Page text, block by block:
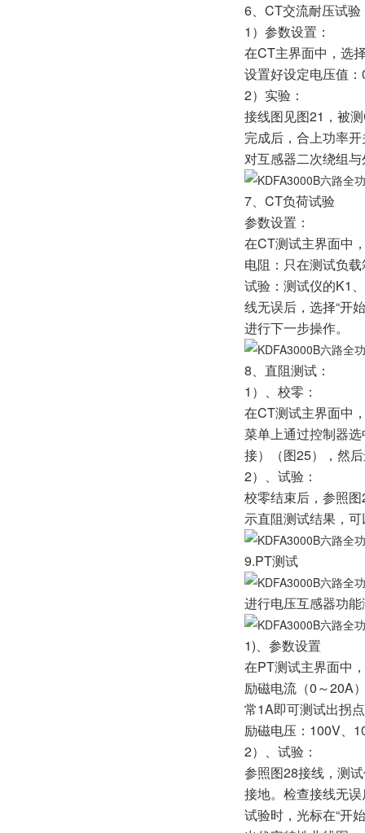
6、CT交流耐压试验
1）参数设置：
在CT主界面中，选
设置好设定电压值
2）实验：
接线图见图21，被
完成后，合上功率
对互感器二次绕组
7、CT负荷试验
参数设置：
在CT测试主界面中
电阻：只在测试负
试验：测试仪的K1
线无误后，选择“开
进行下一步操作。
8、直阻测
1）、校零：
在CT测试主界面中
菜单上通过控制器
接）（图25），然
2）、试验：
校零结束后，参照
示直阻测试结果，可
9.PT测试
进行电压互感器功
1)、参数设置
在PT测试主界面中
励磁电流（0～20A
常1A即可测试出拐
励磁电压：100V、
2）、试验：
参照图28接线，测
接地。检查接线无
试验时，光标在“开